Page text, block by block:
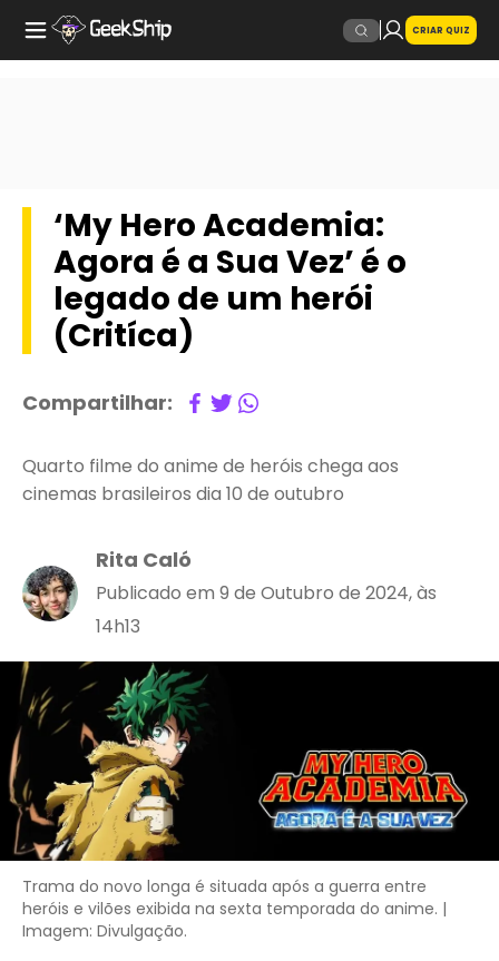
CRIAR QUIZ
‘My Hero Academia:
Agora é a Sua Vez’ é o
legado de um herói
(Critíca)
Compartilhar:
Quarto filme do anime de heróis chega aos
cinemas brasileiros dia 10 de outubro
Rita Caló
Publicado em 9 de Outubro de 2024, às
14h13
Trama do novo longa é situada após a guerra entre
heróis e vilões exibida na sexta temporada do anime. |
Imagem: Divulgação.